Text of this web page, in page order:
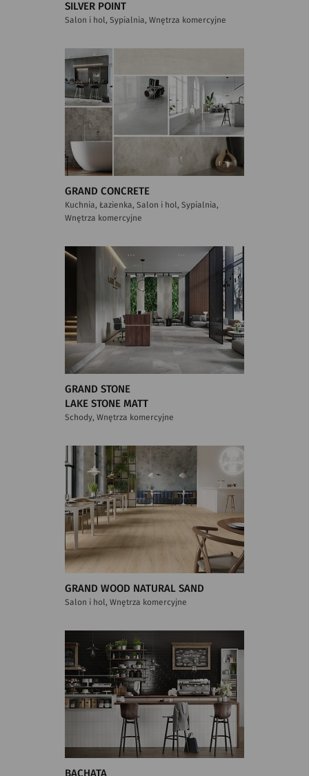
SILVER POINT
Salon i hol, Sypialnia, Wnętrza komercyjne
GRAND CONCRETE
Kuchnia, Łazienka, Salon i hol, Sypialnia,
Wnętrza komercyjne
GRAND STONE
LAKE STONE MATT
Schody, Wnętrza komercyjne
GRAND WOOD NATURAL SAND
Salon i hol, Wnętrza komercyjne
BACHATA